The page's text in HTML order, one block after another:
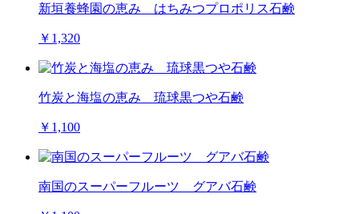
新垣養蜂園の恵み はちみつプロポリス石鹸
￥1,320
竹炭と海塩の恵み 琉球黒つや石鹸
￥1,100
南国のスーパーフルーツ グアバ石鹸